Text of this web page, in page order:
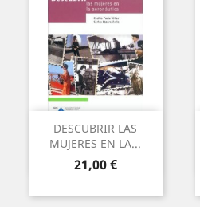
DESCUBRIR LAS
MUJERES EN LA...
Preu
21,00 €